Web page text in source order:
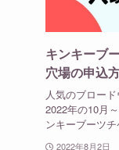
キンキーブ
穴場の申込
人気のブロー
2022年の10月
ンキーブーツ
2022年8月2日